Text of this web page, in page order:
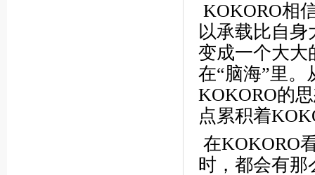
KOKORO相
以承载比自
变成一个大大
在“脑海”里。
KOKORO的
点累积着
在KOKORO
时，都会有那